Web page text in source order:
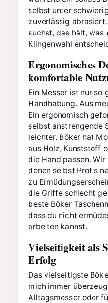
selbst unter
zuverlässig
suchst, das hält, was
Klingenwahl
Ergonomisches
komfortable
Ein Messer ist nur so
Handhabung. Aus
Ein ergonomisch
selbst anstrengende
leichter. Böker hat
aus Holz, Kunststoff
die Hand passen.
denen selbst Profis
zu
die Griffe schlecht
beste Böker
dass du nicht
arbeiten kannst.
Vielseitigkeit als
Erfolg
Das vielseitigste
mich immer
Alltagsmesser oder